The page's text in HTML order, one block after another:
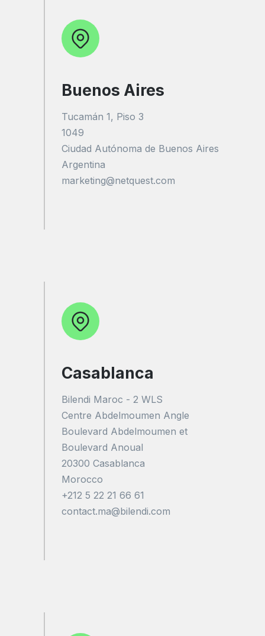
Buenos Aires
Tucamán 1, Piso 3
1049
Ciudad Autónoma de Buenos Aires
Argentina
marketing@netquest.com
Casablanca
Bilendi Maroc - 2 WLS
Centre Abdelmoumen Angle
Boulevard Abdelmoumen et
Boulevard Anoual
20300 Casablanca
Morocco
+212 5 22 21 66 61
contact.ma@bilendi.com